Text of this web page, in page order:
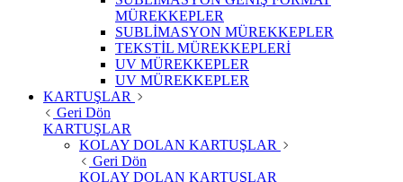
MÜREKKEPLER
SUBLİMASYON MÜREKKEPLER
TEKSTİL MÜREKKEPLERİ
UV MÜREKKEPLER
UV MÜREKKEPLER
KARTUŞLAR
Geri Dön
KARTUŞLAR
KOLAY DOLAN KARTUŞLAR
Geri Dön
KOLAY DOLAN KARTUŞLAR